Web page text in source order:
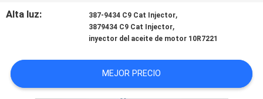
CONTROL
SOLICITAR
Alta luz: 387-9434 C9 Cat Injector,
3879434 C9 Cat Injector,
inyector del aceite de motor 10R7221
MEJOR PRECIO